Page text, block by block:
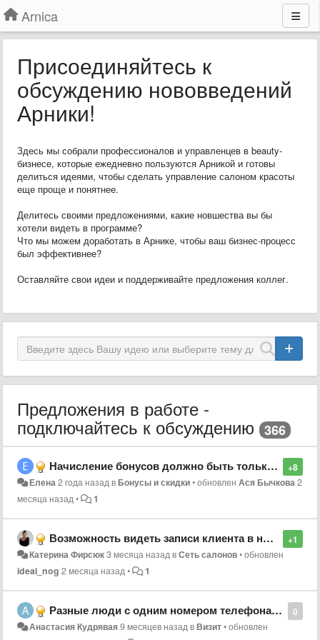
Arnica
Присоединяйтесь к
обсуждению нововведений
Арники!
Здесь мы собрали профессионалов и управленцев в beauty-
бизнесе, которые ежедневно пользуются Арникой и готовы
делиться идеями, чтобы сделать управление салоном красоты
еще проще и понятнее.
Делитесь своими предложениями, какие новшества вы бы
хотели видеть в программе?
Что мы можем доработать в Арнике, чтобы ваш бизнес-процесс
был эффективнее?
Оставляйте свои идеи и поддерживайте предложения коллег.
Предложения в работе -
подключайтесь к обсуждению 366
+8
Начисление бонусов должно быть только после оплаты
Елена2 года назадвБонусы и скидки•обновленАся Бычкова2
месяца назад• 1
+1
Возможность видеть записи клиента в нескольких филиалах
Катерина Фирсюк3 месяца назадвСеть салонов•обновлен
ideal_nog 2 месяца назад• 1
0
Разные люди с одним номером телефона. Путаница.
Анастасия Кудрявая9 месяцев назадвВизит•обновлен